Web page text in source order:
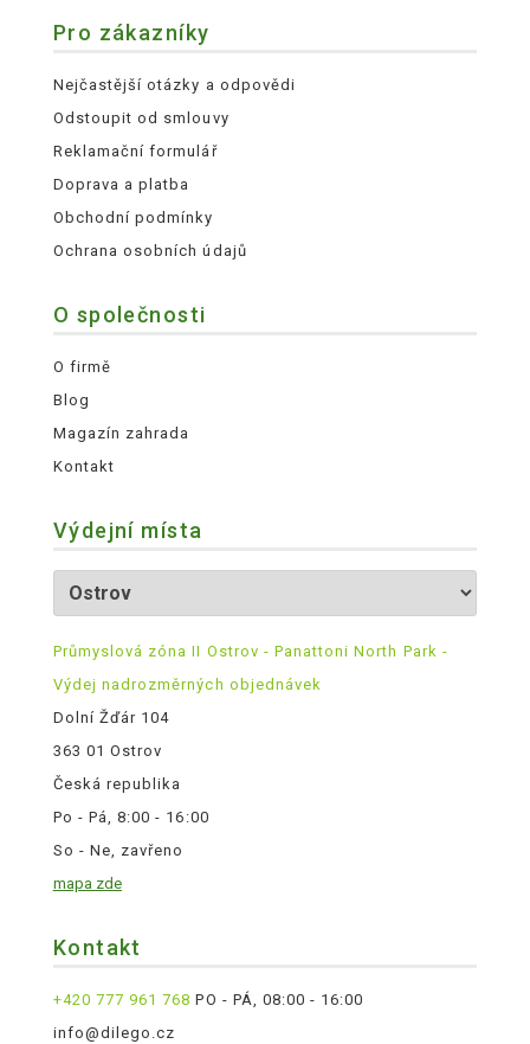
Pro zákazníky
Nejčastější otázky a odpovědi
Odstoupit od smlouvy
Reklamační formulář
Doprava a platba
Obchodní podmínky
Ochrana osobních údajů
O společnosti
O firmě
Blog
Magazín zahrada
Kontakt
Výdejní místa
Průmyslová zóna II Ostrov - Panattoni North Park -
Výdej nadrozměrných objednávek
Dolní Žďár 104
363 01 Ostrov
Česká republika
Po - Pá, 8:00 - 16:00
So - Ne, zavřeno
mapa zde
Kontakt
+420 777 961 768 PO - PÁ, 08:00 - 16:00
info@dilego.cz